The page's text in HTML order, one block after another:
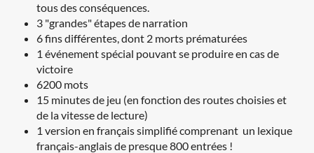
tous des conséquences.
3 "grandes" étapes de narration
6 fins différentes, dont 2 morts prématurées
1 événement spécial pouvant se produire en cas de
victoire
6200 mots
15 minutes de jeu (en fonction des routes choisies et
de la vitesse de lecture)
1 version en français simplifié comprenant un lexique
français-anglais de presque 800 entrées !